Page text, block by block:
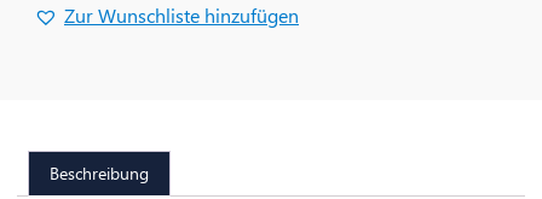
Zur Wunschliste hinzufügen
Beschreibung